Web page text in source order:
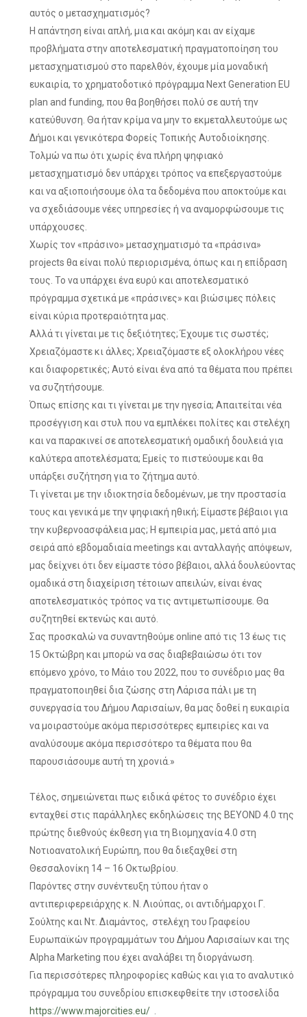
αυτός ο μετασχηματισμός?
Η απάντηση είναι απλή, μια και ακόμη και αν είχαμε
προβλήματα στην αποτελεσματική πραγματοποίηση του
μετασχηματισμού στο παρελθόν, έχουμε μία μοναδική
ευκαιρία, το χρηματοδοτικό πρόγραμμα Next Generation EU
plan and funding, που θα βοηθήσει πολύ σε αυτή την
κατεύθυνση. Θα ήταν κρίμα να μην το εκμεταλλευτούμε ως
Δήμοι και γενικότερα Φορείς Τοπικής Αυτοδιοίκησης.
Τολμώ να πω ότι χωρίς ένα πλήρη ψηφιακό
μετασχηματισμό δεν υπάρχει τρόπος να επεξεργαστούμε
και να αξιοποιήσουμε όλα τα δεδομένα που αποκτούμε και
να σχεδιάσουμε νέες υπηρεσίες ή να αναμορφώσουμε τις
υπάρχουσες.
Χωρίς τον «πράσινο» μετασχηματισμό τα «πράσινα»
projects θα είναι πολύ περιορισμένα, όπως και η επίδραση
τους. Το να υπάρχει ένα ευρύ και αποτελεσματικό
πρόγραμμα σχετικά με «πράσινες» και βιώσιμες πόλεις
είναι κύρια προτεραιότητα μας.
Αλλά τι γίνεται με τις δεξιότητες; Έχουμε τις σωστές;
Χρειαζόμαστε κι άλλες; Χρειαζόμαστε εξ ολοκλήρου νέες
και διαφορετικές; Αυτό είναι ένα από τα θέματα που πρέπει
να συζητήσουμε.
Όπως επίσης και τι γίνεται με την ηγεσία; Απαιτείται νέα
προσέγγιση και στυλ που να εμπλέκει πολίτες και στελέχη
και να παρακινεί σε αποτελεσματική ομαδική δουλειά για
καλύτερα αποτελέσματα; Εμείς το πιστεύουμε και θα
υπάρξει συζήτηση για το ζήτημα αυτό.
Τι γίνεται με την ιδιοκτησία δεδομένων, με την προστασία
τους και γενικά με την ψηφιακή ηθική; Είμαστε βέβαιοι για
την κυβερνοασφάλεια μας; Η εμπειρία μας, μετά από μια
σειρά από εβδομαδιαία meetings και ανταλλαγής απόψεων,
μας δείχνει ότι δεν είμαστε τόσο βέβαιοι, αλλά δουλεύοντας
ομαδικά στη διαχείριση τέτοιων απειλών, είναι ένας
αποτελεσματικός τρόπος να τις αντιμετωπίσουμε. Θα
συζητηθεί εκτενώς και αυτό.
Σας προσκαλώ να συναντηθούμε online από τις 13 έως τις
15 Οκτώβρη και μπορώ να σας διαβεβαιώσω ότι τον
επόμενο χρόνο, το Μάιο του 2022, που το συνέδριο μας θα
πραγματοποιηθεί δια ζώσης στη Λάρισα πάλι με τη
συνεργασία του Δήμου Λαρισαίων, θα μας δοθεί η ευκαιρία
να μοιραστούμε ακόμα περισσότερες εμπειρίες και να
αναλύσουμε ακόμα περισσότερο τα θέματα που θα
παρουσιάσουμε αυτή τη χρονιά.»
Τέλος, σημειώνεται πως ειδικά φέτος το συνέδριο έχει
ενταχθεί στις παράλληλες εκδηλώσεις της BEYOND 4.0 της
πρώτης διεθνούς έκθεση για τη Βιομηχανία 4.0 στη
Νοτιοανατολική Ευρώπη, που θα διεξαχθεί στη
Θεσσαλονίκη 14 – 16 Οκτωβρίου.
Παρόντες στην συνέντευξη τύπου ήταν ο
αντιπεριφερειάρχης κ. Ν. Λιούπας, οι αντιδήμαρχοι Γ.
Σούλτης και Ντ. Διαμάντος, στελέχη του Γραφείου
Ευρωπαϊκών προγραμμάτων του Δήμου Λαρισαίων και της
Alpha Marketing που έχει αναλάβει τη διοργάνωση.
Για περισσότερες πληροφορίες καθώς και για το αναλυτικό
πρόγραμμα του συνεδρίου επισκεφθείτε την ιστοσελίδα
https://www.majorcities.eu/